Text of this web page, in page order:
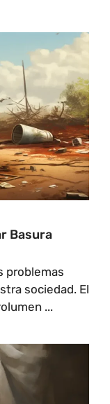
Basura
problemas
sociedad. El
...